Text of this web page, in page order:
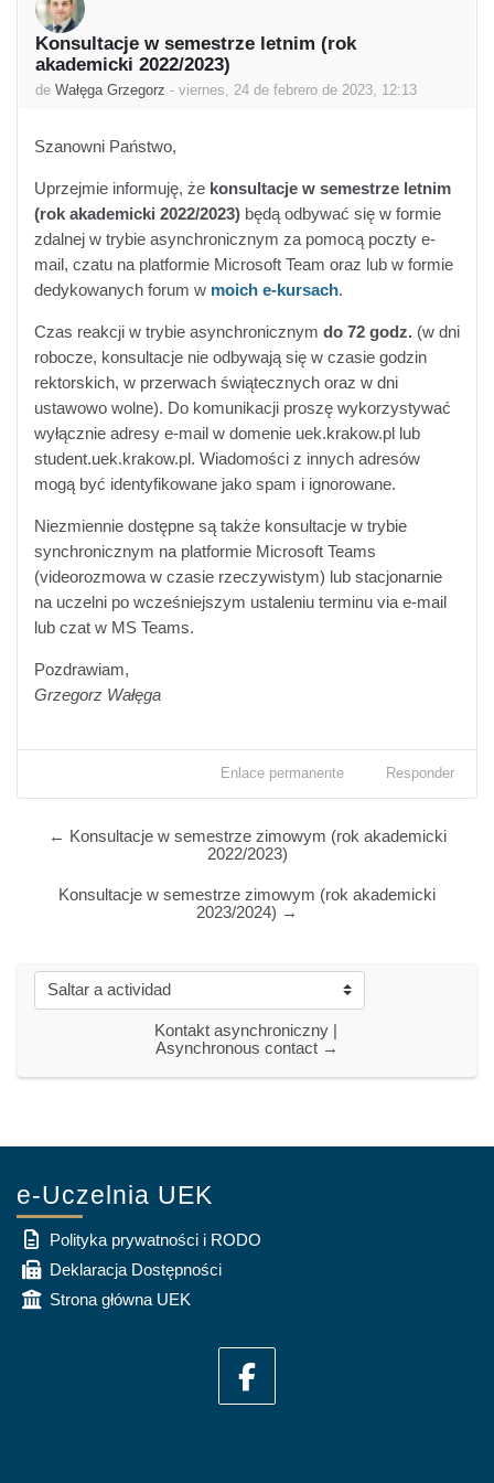
Konsultacje w semestrze letnim (rok
akademicki 2022/2023)
de Wałęga Grzegorz - viernes, 24 de febrero de 2023, 12:13
Número de respuestas: 0
Szanowni Państwo,
Uprzejmie informuję, że konsultacje w semestrze letnim
(rok akademicki 2022/2023) będą odbywać się w formie
zdalnej w trybie asynchronicznym za pomocą poczty e-
mail, czatu na platformie Microsoft Team oraz lub w formie
dedykowanych forum w moich e-kursach.
Czas reakcji w trybie asynchronicznym do 72 godz. (w dni
robocze, konsultacje nie odbywają się w czasie godzin
rektorskich, w przerwach świątecznych oraz w dni
ustawowo wolne). Do komunikacji proszę wykorzystywać
wyłącznie adresy e-mail w domenie uek.krakow.pl lub
student.uek.krakow.pl. Wiadomości z innych adresów
mogą być identyfikowane jako spam i ignorowane.
Niezmiennie dostępne są także konsultacje w trybie
synchronicznym na platformie Microsoft Teams
(videorozmowa w czasie rzeczywistym) lub stacjonarnie
na uczelni po wcześniejszym ustaleniu terminu via e-mail
lub czat w MS Teams.
Pozdrawiam,
Grzegorz Wałęga
Enlace permanente Responder
← Konsultacje w semestrze zimowym (rok akademicki
2022/2023)
Konsultacje w semestrze zimowym (rok akademicki
2023/2024) →
Saltar a actividad
Kontakt asynchroniczny |
Asynchronous contact →
e-Uczelnia UEK
Polityka prywatności i RODO
Deklaracja Dostępności
Strona główna UEK